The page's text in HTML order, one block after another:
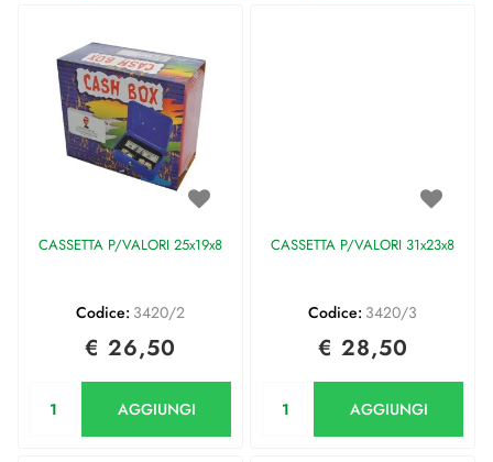
CASSETTA P/VALORI 25x19x8
Codice: 3420/2
€ 26,50
AGGIUNGI
CASSETTA P/VALORI 31x23x8
Codice: 3420/3
€ 28,50
AGGIUNGI